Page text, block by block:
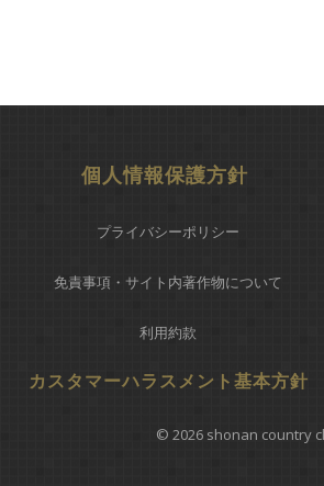
個人情報保護方針
プライバシーポリシー
免責事項・サイト内著作物について
利用約款
カスタマーハラスメント基本方針
© 2026 shonan country